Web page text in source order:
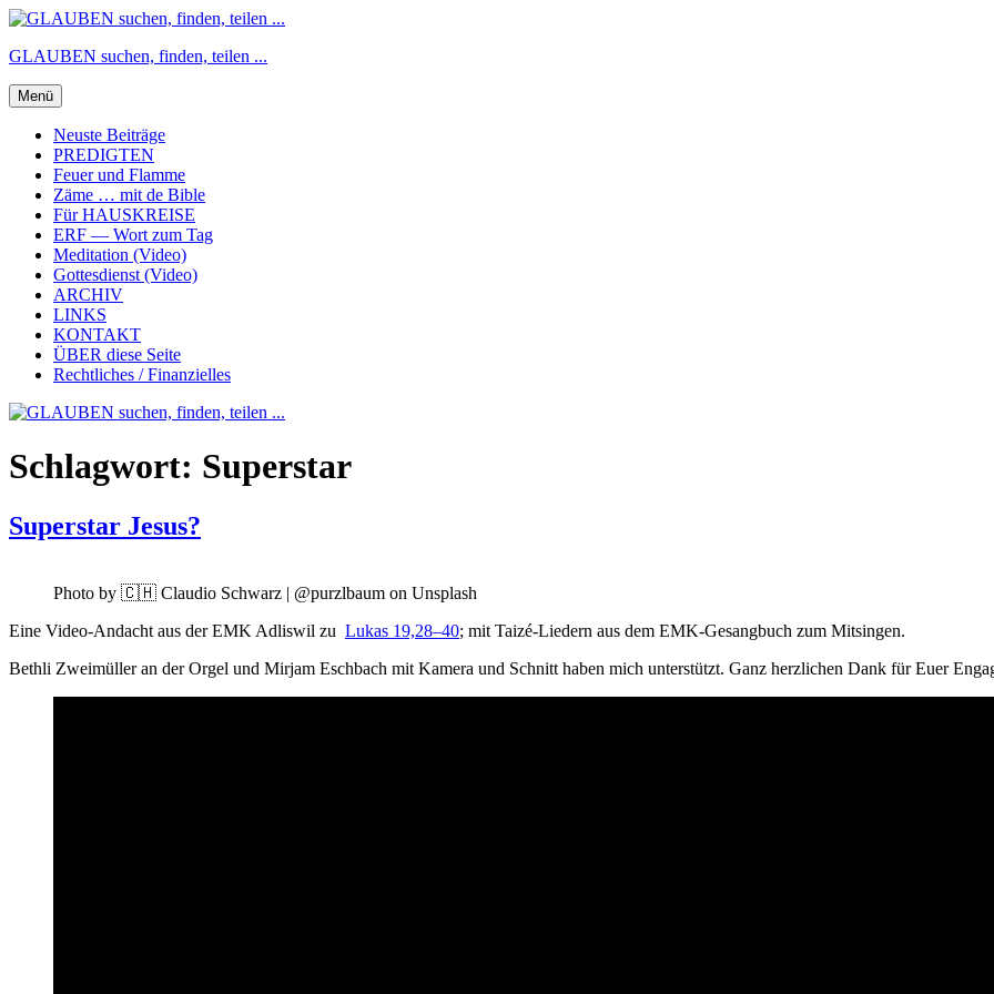
Zum
springen
GLAUBEN suchen, finden, teilen ...
Menü
Neuste Beiträge
PREDIGTEN
Feuer und Flamme
Zäme … mit de Bible
Für HAUSKREISE
ERF — Wort zum Tag
Meditation (Video)
Gottesdienst (Video)
ARCHIV
LINKS
KONTAKT
ÜBER diese Seite
Rechtliches / Finanzielles
Schlagwort: Superstar
Superstar Jesus?
Pho­to by 🇨🇭 Clau­dio Schwarz | @purzlbaum on Unsplash
Eine Video-Andacht aus der EMK Adliswil zu Lukas 19,28–40; mit Taizé-Liedern aus dem EMK-Gesang­buch zum Mitsingen.
Beth­li Zweimüller an der Orgel und Mir­jam Eschbach mit Kam­era und Schnitt haben mich unter­stützt. Ganz her­zlichen Dank für Euer